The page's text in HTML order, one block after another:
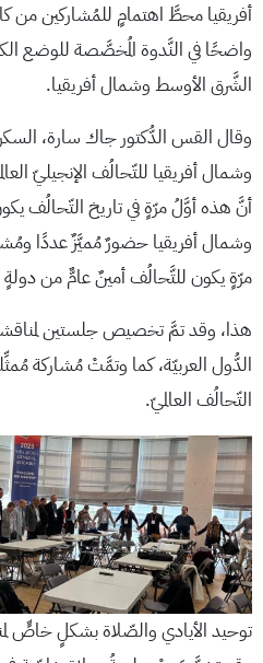
أفريقيا محطَّ اهتمامٍ للمُشاركين من
واضحًا في النَّدوة المُخصَّصة للوضع
الشَّرق الأوسط وشمال أفريقيا.
وقال القس الدُّكتور جاك سارة،
وشمال أفريقيا للتّحالُف الإنجيليّ
أنَّ هذه أوَّلُ مرّةٍ في تاريخ التّحالُف
وشمال أفريقيا حضورٌ مُميَّزٌ عددًا
مرّةٍ يكون للتَّحالُف أمينٌ عامٌّ من دولةٍ
هذا، وقد تمَّ تخصيص جلستين
الدُّول العربيّة، كما وتمَّتْ مُشاركة
التّحالُف العالميّ.
توحيد الأيادي والصّلاة بشكلٍ خاصٍّ